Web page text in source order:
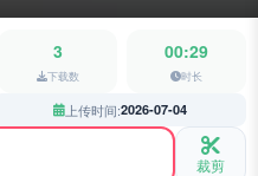
3
下载数
00:29
时长
上传时间:2026-07-04
裁剪